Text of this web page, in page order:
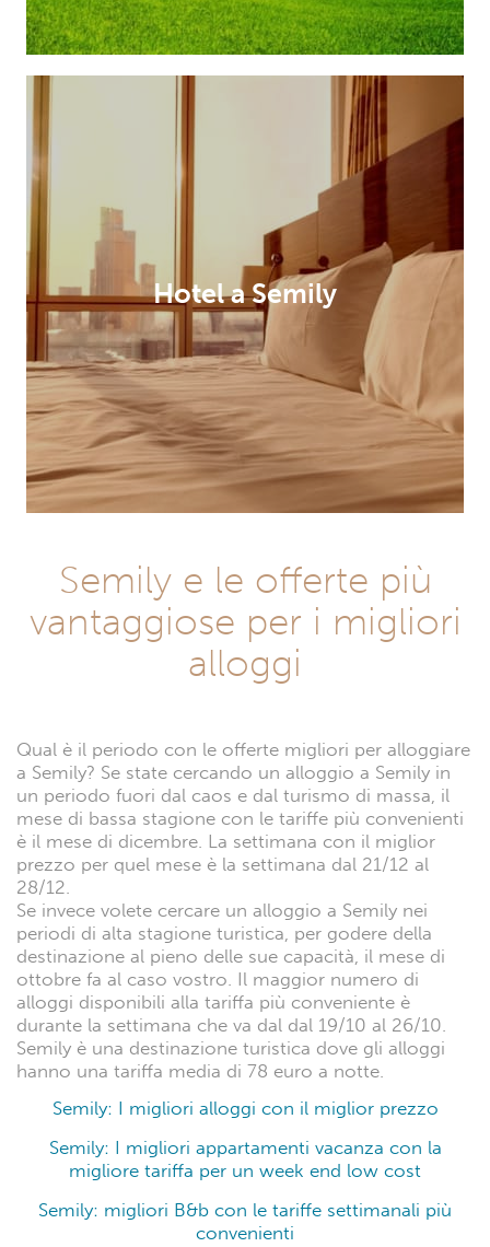
Hotel a Semily
Semily e le offerte più
vantaggiose per i migliori
alloggi
Qual è il periodo con le offerte migliori per alloggiare
a Semily? Se state cercando un alloggio a Semily in
un periodo fuori dal caos e dal turismo di massa, il
mese di bassa stagione con le tariffe più convenienti
è il mese di dicembre. La settimana con il miglior
prezzo per quel mese è la settimana dal 21/12 al
28/12.
Se invece volete cercare un alloggio a Semily nei
periodi di alta stagione turistica, per godere della
destinazione al pieno delle sue capacità, il mese di
ottobre fa al caso vostro. Il maggior numero di
alloggi disponibili alla tariffa più conveniente è
durante la settimana che va dal dal 19/10 al 26/10.
Semily è una destinazione turistica dove gli alloggi
hanno una tariffa media di 78 euro a notte.
Semily: I migliori alloggi con il miglior prezzo
Semily: I migliori appartamenti vacanza con la
migliore tariffa per un week end low cost
Semily: migliori B&b con le tariffe settimanali più
convenienti